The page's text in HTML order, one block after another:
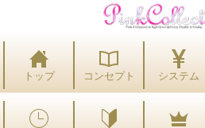
トップ コンセプト システム